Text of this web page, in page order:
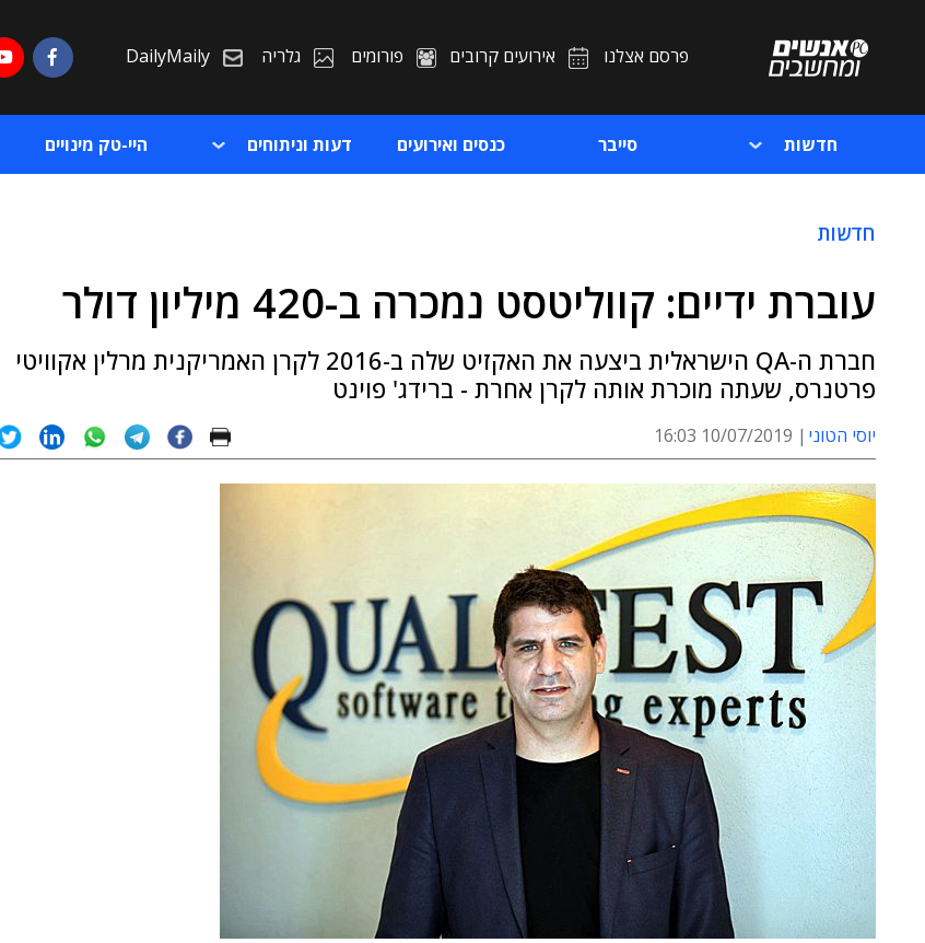
פרסם אצלנו אירועים קרובים פורומים גלריה DailyMaily
חדשות סייבר כנסים ואירועים דעות וניתוחים היי-טק מינויים
חדשות
עוברת ידיים: קווליטסט נמכרה ב-420 מיליון דולר
חברת ה-QA הישראלית ביצעה את האקזיט שלה ב-2016 לקרן האמריקנית מרלין אקוויטי
פרטנרס, שעתה מוכרת אותה לקרן אחרת - ברידג' פוינט
יוסי הטוני 10/07/2019 16:03